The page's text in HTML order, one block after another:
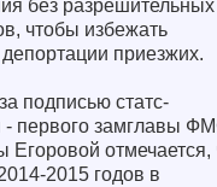
без разрешительных
чтобы избежать
приезжих.
подписью статс-
- первого замглавы
Егоровой отмечается,
2015 годов в